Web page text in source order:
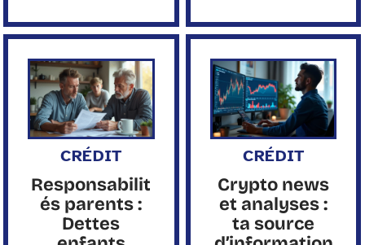
CRÉDIT
Responsabilit
és parents :
Dettes
CRÉDIT
Crypto news
et analyses :
ta source